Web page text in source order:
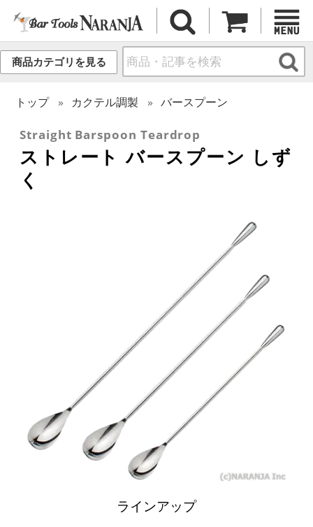
商品カテゴリを見る
トップ カクテル調製 バースプーン
Straight Barspoon Teardrop
ストレート バースプーン しず
く
ラインアップ